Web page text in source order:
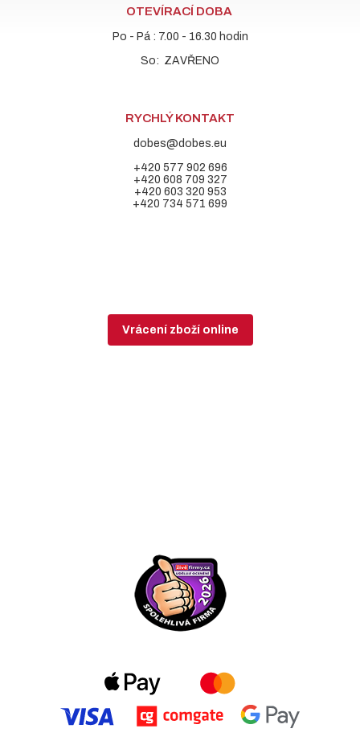
OTEVÍRACÍ DOBA
Po - Pá : 7.00 - 16.30 hodin
So: ZAVŘENO
RYCHLÝ KONTAKT
dobes@dobes.eu
+420 577 902 696
+420 608 709 327
+420 603 320 953
+420 734 571 699
Vrácení zboží online